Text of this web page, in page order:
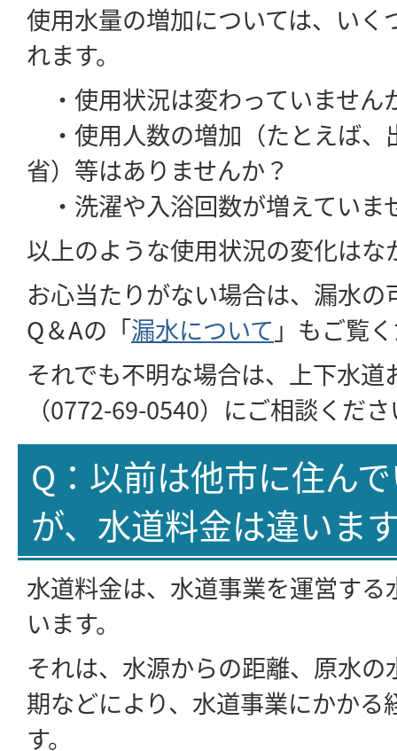
使用水量の増加については、いく
れます。
・使用状況は変わっていません
・使用人数の増加（たとえば、
省）等はありませんか？
・洗濯や入浴回数が増えていま
以上のような使用状況の変化は
お心当たりがない場合は、漏水の
Q＆Aの「漏水について 」もご覧
それでも不明な場合は、上下水道
（0772-69-0540）にご相談くだ
Q：以前は他市に住ん
が、水道料金は違いま
水道料金は、水道事業を運営す
います。
それは、水源からの距離、原水
期などにより、水道事業にかかる
す。